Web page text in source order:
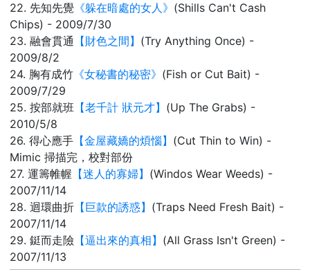
22. 先知先覺 《躲在暗處的女人》 (Shills Can't Cash
Chips) - 2009/7/30
23. 融會貫通
【財色之間】 (Try Anything Once) -
2009/8/2
24. 胸有成竹 《女秘書的秘密》 (Fish or Cut Bait) -
2009/7/29
25. 按部就班 【老千計 狀元才】 (Up The Grabs) -
2010/5/8
26. 得心應手 【金屋藏嬌的煩惱】 (Cut Thin to Win) -
Mimic 掃描完，校對部份
27. 運籌帷幄 【迷人的寡婦】 (Windos Wear Weeds) -
2007/11/14
28. 迴環曲折 【巨款的誘惑】 (Traps Need Fresh Bait) -
2007/11/14
29. 鋌而走險 【逼出來的真相】 (All Grass Isn't Green) -
2007/11/13